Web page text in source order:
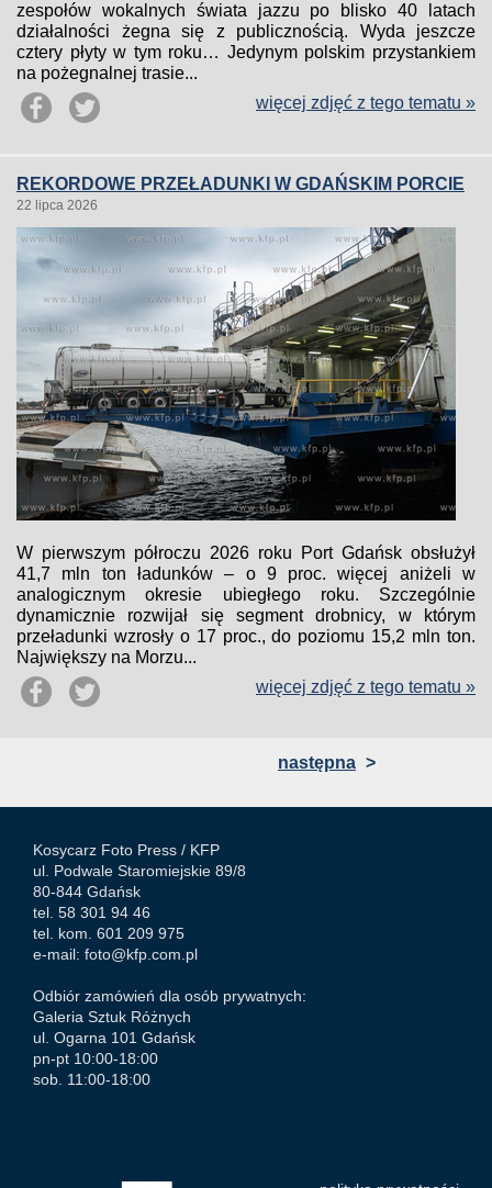
zespołów wokalnych świata jazzu po blisko 40 latach
działalności żegna się z publicznością. Wyda jeszcze
cztery płyty w tym roku… Jedynym polskim przystankiem
na pożegnalnej trasie...
więcej zdjęć z tego tematu »
REKORDOWE PRZEŁADUNKI W GDAŃSKIM PORCIE
22 lipca 2026
W pierwszym półroczu 2026 roku Port Gdańsk obsłużył
41,7 mln ton ładunków – o 9 proc. więcej aniżeli w
analogicznym okresie ubiegłego roku. Szczególnie
dynamicznie rozwijał się segment drobnicy, w którym
przeładunki wzrosły o 17 proc., do poziomu 15,2 mln ton.
Największy na Morzu...
więcej zdjęć z tego tematu »
następna >
Kosycarz Foto Press / KFP
ul. Podwale Staromiejskie 89/8
80-844 Gdańsk
tel. 58 301 94 46
tel. kom. 601 209 975
e-mail: foto@kfp.com.pl
Odbiór zamówień dla osób prywatnych:
Galeria Sztuk Różnych
ul. Ogarna 101 Gdańsk
pn-pt 10:00-18:00
sob. 11:00-18:00